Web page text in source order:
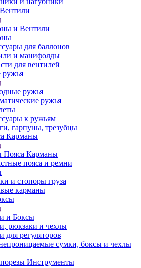
и нагубники
и Вентили
для баллонов
и манифолды
для вентилей
ружья
ружья
ружья
к ружьям
гарпуны, трезубцы
Карманы
Пояса Карманы
пояса и ремни
и стопоры груза
карманы
и Боксы
рюкзаки и чехлы
для регуляторов
сумки, боксы и чехлы
Инструменты